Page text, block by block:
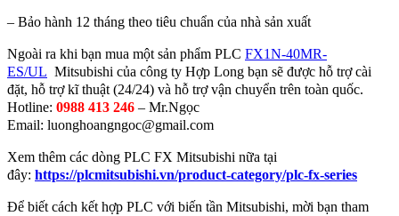
– Bảo hành 12 tháng theo tiêu chuẩn của nhà sản xuất
Ngoài ra khi bạn mua một sản phẩm PLC FX1N-40MR-
ES/UL Mitsubishi của công ty Hợp Long bạn sẽ được hỗ trợ cài
đặt, hỗ trợ kĩ thuật (24/24) và hỗ trợ vận chuyển trên toàn quốc.
Hotline: 0988 413 246 – Mr.Ngọc
Email: luonghoangngoc@gmail.com
Xem thêm các dòng PLC FX Mitsubishi nữa tại
đây: https://plcmitsubishi.vn/product-category/plc-fx-series
Để biết cách kết hợp PLC với biến tần Mitsubishi, mời bạn tham